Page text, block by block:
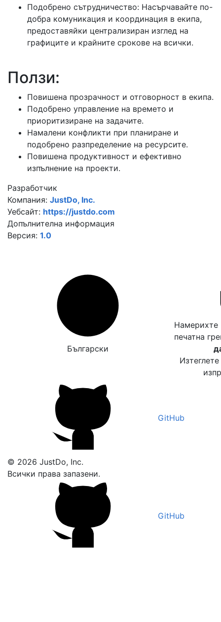
Подобрено сътрудничество: Насърчавайте по-
добра комуникация и координация в екипа,
предоставяйки централизиран изглед на
графиците и крайните срокове на всички.
Ползи:
Повишена прозрачност и отговорност в екипа.
Подобрено управление на времето и
приоритизиране на задачите.
Намалени конфликти при планиране и
подобрено разпределение на ресурсите.
Повишена продуктивност и ефективно
изпълнение на проекти.
Разработчик
Компания: JustDo, Inc.
Уебсайт: https://justdo.com
Допълнителна информация
Версия: 1.0
Български
Намерихте
печатна
GitHub
© 2026 JustDo, Inc.
Всички права запазени.
GitHub